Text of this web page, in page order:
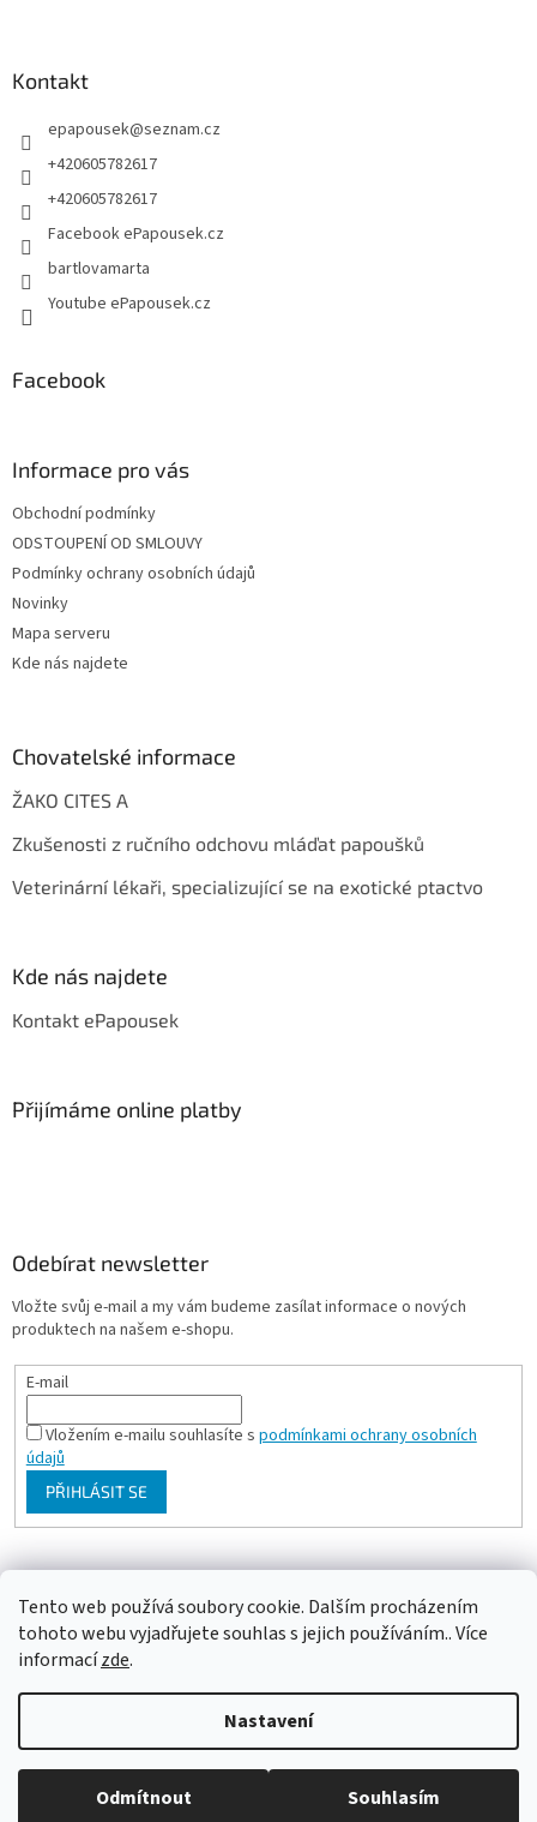
Tento web používá soubory cookie. Dalším procházením
tohoto webu vyjadřujete souhlas s jejich používáním.. Více
informacízde.
Nastavení
Odmítnout Souhlasím
Kontakt
epapousek@seznam.cz
+420605782617
+420605782617
Facebook ePapousek.cz
bartlovamarta
Youtube ePapousek.cz
Facebook
Informace pro vás
Obchodní podmínky
ODSTOUPENÍ OD SMLOUVY
Podmínky ochrany osobních údajů
Novinky
Mapa serveru
Kde nás najdete
Chovatelské informace
ŽAKO CITES A
Zkušenosti z ručního odchovu mláďat papoušků
Veterinární lékaři, specializující se na exotické ptactvo
Kde nás najdete
Kontakt ePapousek
Přijímáme online platby
Odebírat newsletter
Vložte svůj e-mail a my vám budeme zasílat informace o nových
produktech na našem e-shopu.
E-mail
Vložením e-mailu souhlasíte s podmínkami ochrany osobních
údajů
PŘIHLÁSIT SE
Copyright 2026ePapousek.cz. Všechna práva vyhrazena.Upravit